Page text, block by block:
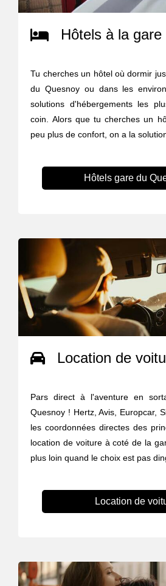
Hôtels à la gare
Tu cherches un hôtel où dormir
du Quesnoy ou dans les
solutions d'hébergements les
coin. Alors que tu cherches un
peu plus de confort, on a la
Hôtels gare du
Location de
Pars direct à l'aventure en
Quesnoy ! Hertz, Avis, Europcar,
les coordonnées directes des
location de voiture à coté de la
plus loin quand le choix est pas
Location de